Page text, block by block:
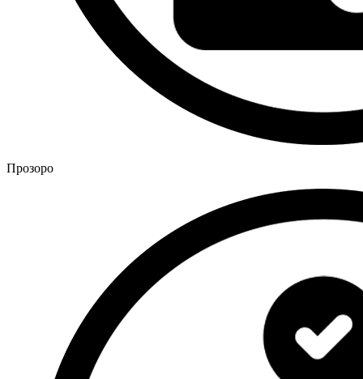
Прозоро